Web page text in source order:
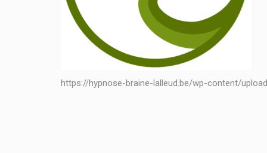
https://hypnose-braine-lalleud.be/wp-content/